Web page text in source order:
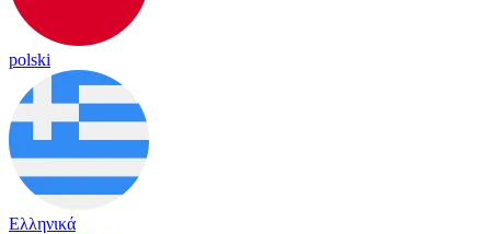
polski
Ελληνικά